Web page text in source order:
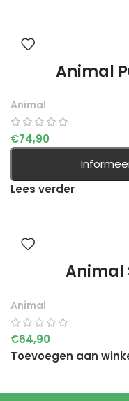
Animal
Animal
€74,90
Lees verder
Animal
Animal
€64,90
Toevoegen aan